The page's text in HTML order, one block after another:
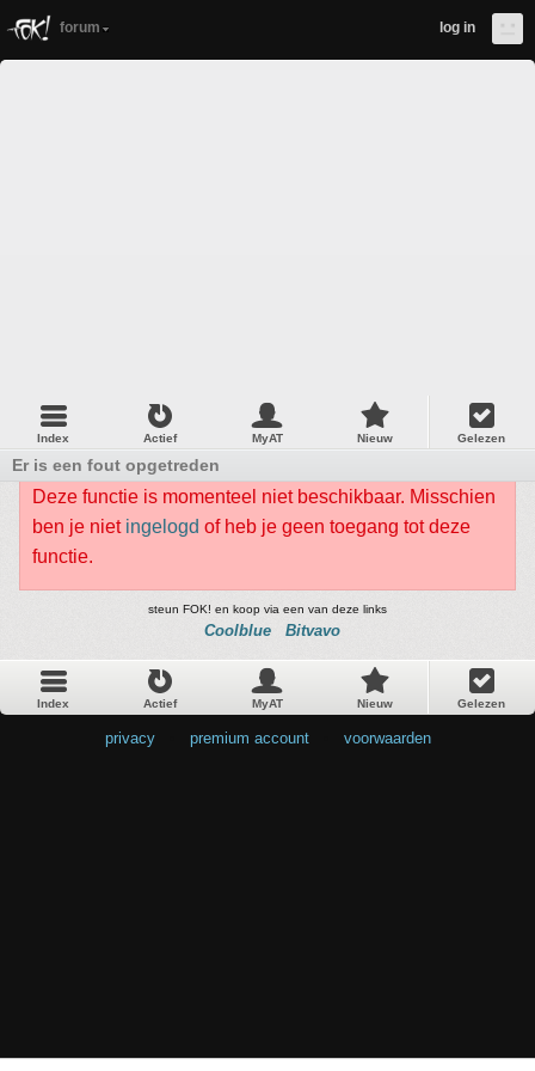
forum log in
Index Actief MyAT Nieuw Gelezen
Er is een fout opgetreden
Deze functie is momenteel niet beschikbaar. Misschien
ben je niet ingelogd of heb je geen toegang tot deze
functie.
steun FOK! en koop via een van deze links
Coolblue Bitvavo
Index Actief MyAT Nieuw Gelezen
privacy premium account voorwaarden